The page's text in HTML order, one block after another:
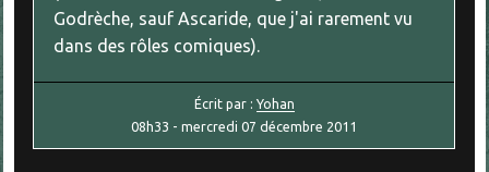
Godrèche, sauf Ascaride, que j'ai rarement vu
dans des rôles comiques).
Écrit par : Yohan
08h33 -mercredi 07 décembre 2011